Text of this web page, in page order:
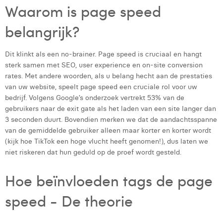
Louis Nassogne
Lucas Taels
Manon Houppertz
Margaux Marien
Margaux Snakkers
Mathias Segers
Matthias Langenaeker
Ninon Chevalier
Olivia Lohest
Pieter Maesmans
Waarom is page speed
belangrijk?
Dit klinkt als een no-brainer. Page speed is cruciaal en hangt
sterk samen met SEO, user experience en on-site conversion
rates. Met andere woorden, als u belang hecht aan de prestaties
van uw website, speelt page speed een cruciale rol voor uw
bedrijf. Volgens Google’s onderzoek vertrekt 53% van de
gebruikers naar de exit gate als het laden van een site langer dan
3 seconden duurt. Bovendien merken we dat de aandachtsspanne
van de gemiddelde gebruiker alleen maar korter en korter wordt
(kijk hoe TikTok een hoge vlucht heeft genomen!), dus laten we
niet riskeren dat hun geduld op de proef wordt gesteld.
Hoe beïnvloeden tags de page
speed - De theorie